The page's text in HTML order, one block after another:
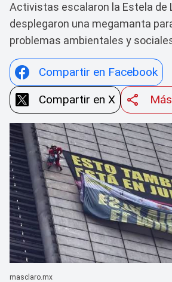
Activistas escalaron la Estela de
desplegaron una megamanta
problemas ambientales y
Compartir en Facebook
Compartir en X
masclaro.mx